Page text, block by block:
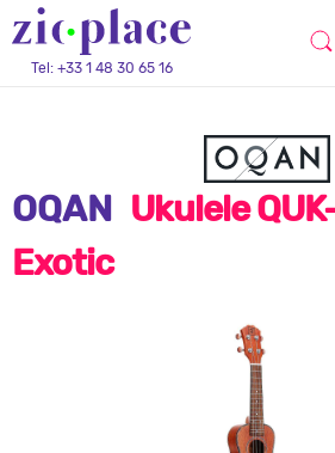
Tel: +33 1 48 30 65 16
OQAN Ukulele
Exotic